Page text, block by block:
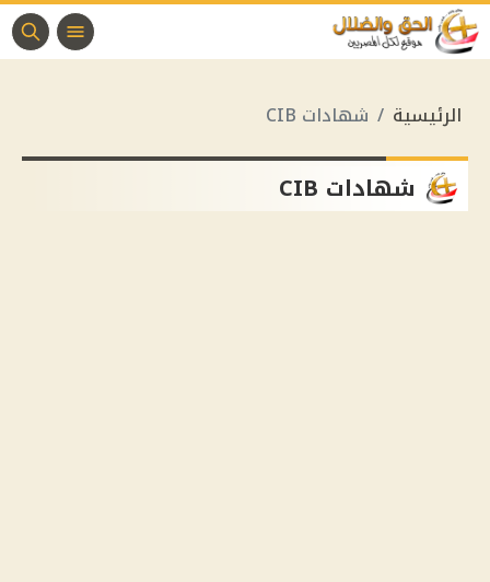
الرئيسية شهادات CIB
شهادات CIB